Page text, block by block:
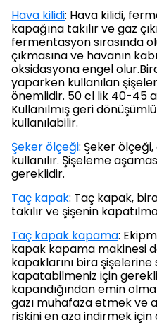
Hava kilidi: Hava kilidi,
kapağına takılır ve gaz
fermentasyon sırasında
çıkmasına ve havanın
oksidasyona engel
yaparken kullanılan
önemlidir. 50 cl lik 40-45
Kullanılmış geri
kullanılabilir.
Şeker ölçeği: Şeker
kullanılır. Şişeleme
gereklidir.
Taç kapak: Taç kapak,
takılır ve şişenin
Taç kapak kapama:
kapak kapama makinesi
kapaklarını bira şişelerine
kapatabilmeniz için
kapandığından emin
gazı muhafaza etmek ve
riskini en aza indirmek için